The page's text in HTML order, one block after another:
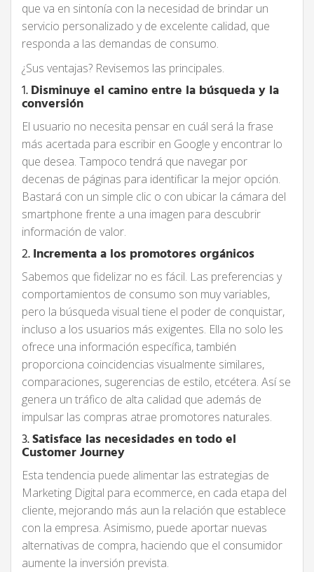
que va en sintonía con la necesidad de brindar un
servicio personalizado y de excelente calidad, que
responda a las demandas de consumo.
¿Sus ventajas? Revisemos las principales.
1.Disminuye el camino entre la búsqueda y la
conversión
El usuario no necesita pensar en cuál será la frase
más acertada para escribir en Google y encontrar lo
que desea. Tampoco tendrá que navegar por
decenas de páginas para identificar la mejor opción.
Bastará con un simple clic o con ubicar la cámara del
smartphone frente a una imagen para descubrir
información de valor.
2.Incrementa a los promotores orgánicos
Sabemos que fidelizar no es fácil. Las preferencias y
comportamientos de consumo son muy variables,
pero la búsqueda visual tiene el poder de conquistar,
incluso a los usuarios más exigentes. Ella no solo les
ofrece una información específica, también
proporciona coincidencias visualmente similares,
comparaciones, sugerencias de estilo, etcétera. Así se
genera un tráfico de alta calidad que además de
impulsar las compras atrae promotores naturales.
3.Satisface las necesidades en todo el
Customer Journey
Esta tendencia puede alimentar las estrategias de
Marketing Digital para ecommerce, en cada etapa del
cliente, mejorando más aun la relación que establece
con la empresa. Asimismo, puede aportar nuevas
alternativas de compra, haciendo que el consumidor
aumente la inversión prevista.